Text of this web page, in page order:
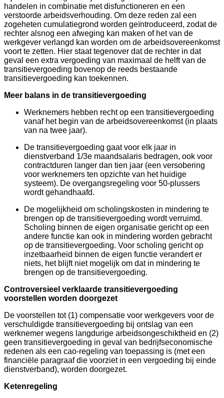
handelen in combinatie met disfunctioneren en een
verstoorde arbeidsverhouding. Om deze reden zal een
zogeheten cumulatiegrond worden geïntroduceerd, zodat de
rechter alsnog een afweging kan maken of het van de
werkgever verlangd kan worden om de arbeidsovereenkomst
voort te zetten. Hier staat tegenover dat de rechter in dat
geval een extra vergoeding van maximaal de helft van de
transitievergoeding bovenop de reeds bestaande
transitievergoeding kan toekennen.
Meer balans in de transitievergoeding
Werknemers hebben recht op een transitievergoeding
vanaf het begin van de arbeidsovereenkomst (in plaats
van na twee jaar).
De transitievergoeding gaat voor elk jaar in
dienstverband 1/3e maandsalaris bedragen, ook voor
contractduren langer dan tien jaar (een versobering
voor werknemers ten opzichte van het huidige
systeem). De overgangsregeling voor 50-plussers
wordt gehandhaafd.
De mogelijkheid om scholingskosten in mindering te
brengen op de transitievergoeding wordt verruimd.
Scholing binnen de eigen organisatie gericht op een
andere functie kan ook in mindering worden gebracht
op de transitievergoeding. Voor scholing gericht op
inzetbaarheid binnen de eigen functie verandert er
niets, het blijft niet mogelijk om dat in mindering te
brengen op de transitievergoeding.
Controversieel verklaarde transitievergoeding
voorstellen worden doorgezet
De voorstellen tot (1) compensatie voor werkgevers voor de
verschuldigde transitievergoeding bij ontslag van een
werknemer wegens langdurige arbeidsongeschiktheid en (2)
geen transitievergoeding in geval van bedrijfseconomische
redenen als een cao-regeling van toepassing is (met een
financiële paragraaf die voorziet in een vergoeding bij einde
dienstverband), worden doorgezet.
Ketenregeling